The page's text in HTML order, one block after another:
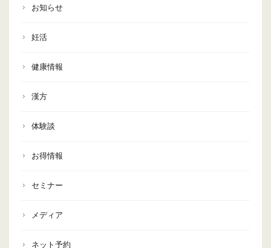
お知らせ
妊活
健康情報
漢方
体験談
お得情報
セミナー
メディア
ネット予約